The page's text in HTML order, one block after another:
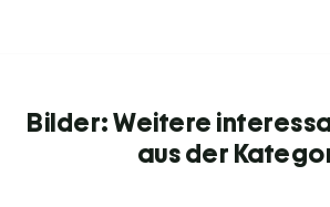
Bilder: Weitere
aus der